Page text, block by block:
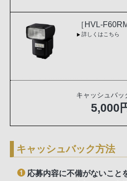
［HVL-
詳しくはこちら
キャッシュバッ
5,000
キャッシュバック方法
応募内容に不備がないこと